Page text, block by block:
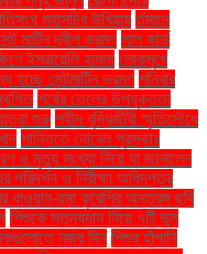
মহাসচিব উখিয়ায় র্তমানে
মার্টিন দ্বীপ ভ্রমণ লাল কার্ড
ইসরায়েলি হামলা লোকমুখে
সেন্টমার্টিন ভ্রমণ শনিবার
শর্ষের তেলের উপযুক্ততা
শুরু শহীদ বুদ্ধিজীবী স্মৃতিসৌধে
শান্তিতে নোবেল পুরস্কার
ও মৃত্যু সংখ্যা নিয়ে যা জানালেন
পরিদর্শন ও নিরীক্ষা অধিদপ্তর
ধাওয়ান-হুমা কুরেশির অন্তরঙ্গ ছবি
শিশুকে স্তন্যদান নিয়ে ৭টি ভুল
নজর দিন শিশুর হাঁপানি